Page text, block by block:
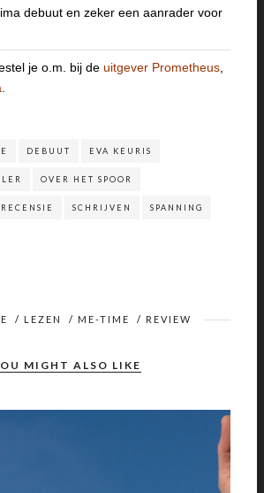
debuut en zeker een aanrader voor
je o.m. bij de uitgever Prometheus
DEBUUT EVA KEURIS
OVER HET SPOOR
RECENSIE SCHRIJVEN SPANNING
/ LEZEN / ME-TIME / REVIEW
MIGHT ALSO LIKE